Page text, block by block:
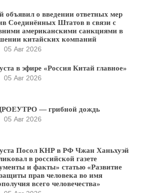
объявил о введении ответных мер
Соединённых Штатов в связи с
американскими санкциями в
китайских компаний
05 Авг 2026
в эфире «Россия Китай главное»
05 Авг 2026
— грибной дождь
05 Авг 2026
Посол КНР в РФ Чжан Ханьхуэй
в российской газете
и факты» статью «Развитие
прав человека во имя
всего человечества»